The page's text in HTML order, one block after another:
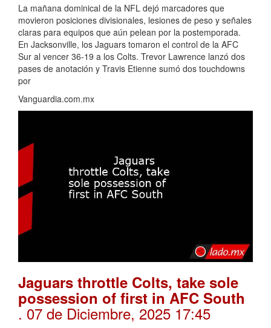
La mañana dominical de la NFL dejó marcadores que
movieron posiciones divisionales, lesiones de peso y señales
claras para equipos que aún pelean por la postemporada.
En Jacksonville, los Jaguars tomaron el control de la AFC
Sur al vencer 36-19 a los Colts. Trevor Lawrence lanzó dos
pases de anotación y Travis Etienne sumó dos touchdowns
por
Vanguardia.com.mx
Jaguars throttle Colts, take sole
possession of first in AFC South
. 07 de Diciembre, 2025 17:45